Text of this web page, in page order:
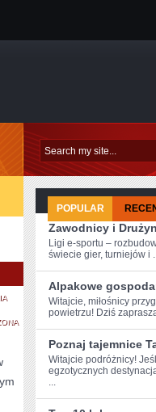
BUDOWNICTWO
POPULAR
Zawodnicy i
Ligi e-sportu –
świecie gier, turniejów i
Alpakowe
Witajcie, miłośnicy
powietrzu! Dziś⁢
Poznaj tajemnice
Witajcie ⁤podróżnicy!
egzotycznych
...